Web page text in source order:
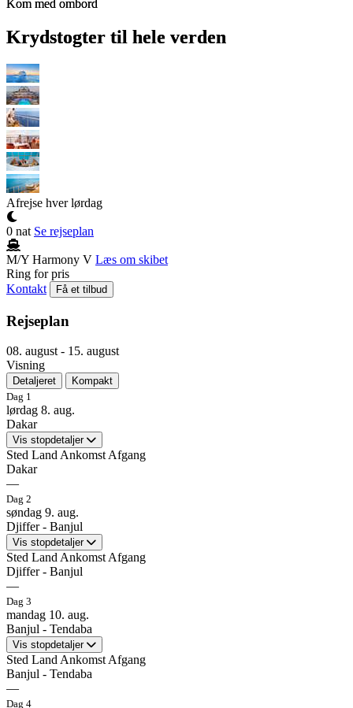
Kom med ombord
Krydstogter til hele verden
Kom med ombord
Krydstogter til hele verden
Kom med ombord
Krydstogter til hele verden
Kom med ombord
Krydstogter til hele verden
Kom med ombord
Krydstogter til hele verden
Kom med ombord
Krydstogter til hele verden
Afrejse hver lørdag
0 nat Se rejseplan
M/Y Harmony V Læs om skibet
Ring for pris
Kontakt
Få et tilbud
Rejseplan
08. august - 15. august
1
8
Visning
Detaljeret
Kompakt
Dag 1
lørdag 8. aug.
Dakar
Vis stopdetaljer
Sted Land Ankomst Afgang
Dakar
—
Ankomst
—
Dakar
Ankomst: —Afgang: —
Stig ombord på M/Y Harmony V, hvor turen starter i Dakar.
Der vil være ombordstigning omkring klokken 15-16.
Herefter vil det være muligt at nyde en velkomstdrink sammen med
de andre passagerer og møde bådens personale.
Dag 2
søndag 9. aug.
Djiffer - Banjul
Vis stopdetaljer
Sted Land Ankomst Afgang
Djiffer - Banjul
—
Ankomst
—
Djiffer - Banjul
Ankomst: —Afgang: —
Dag 3
mandag 10. aug.
Banjul - Tendaba
Vis stopdetaljer
Sted Land Ankomst Afgang
Banjul - Tendaba
—
Ankomst
Dag 4